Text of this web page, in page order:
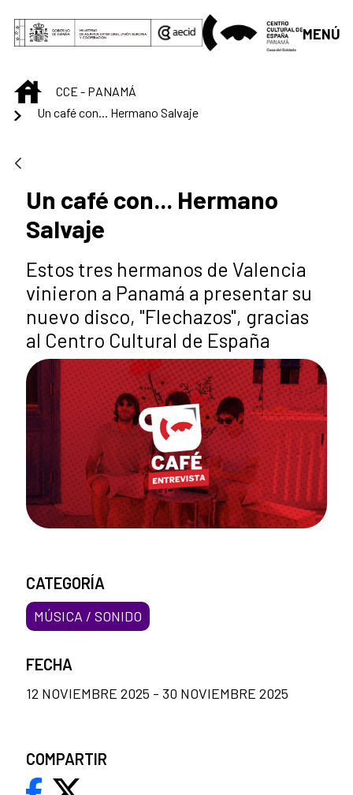
Saltar al contenido principal
MENÚ
INICIOCCE - PANAMÁ
Un café con... Hermano Salvaje
Un café con... Hermano
Salvaje
Estos tres hermanos de Valencia
vinieron a Panamá a presentar su
nuevo disco, "Flechazos", gracias
al Centro Cultural de España
CATEGORÍA
MÚSICA / SONIDO
FECHA
12 NOVIEMBRE 2025 - 30 NOVIEMBRE 2025
COMPARTIR